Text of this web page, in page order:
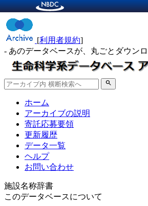
[利用者規約]
- あのデータベースが、丸ごとダウン
search
ホーム
アーカイブの説明
寄託応募要領
更新履歴
データ一覧
ヘルプ
お問い合わせ
施設名称辞書
このデータベースについて